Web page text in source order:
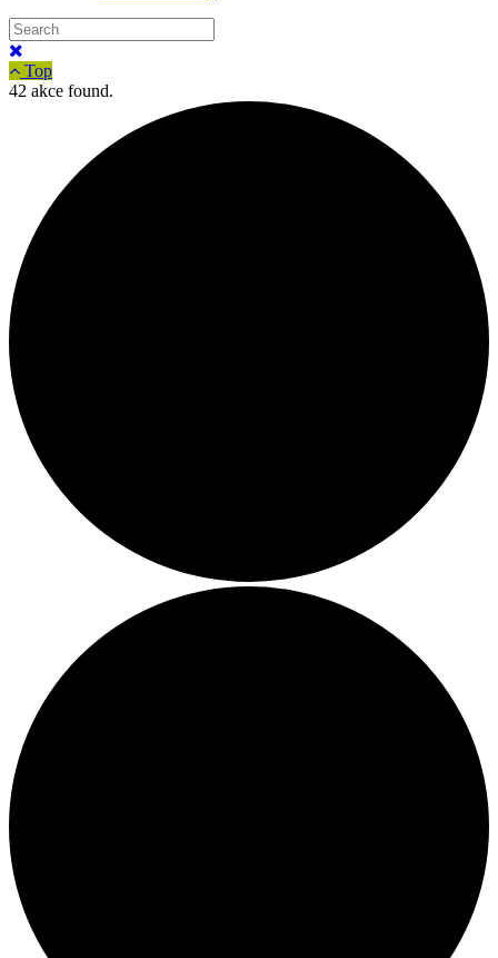
Top
42 akce found.